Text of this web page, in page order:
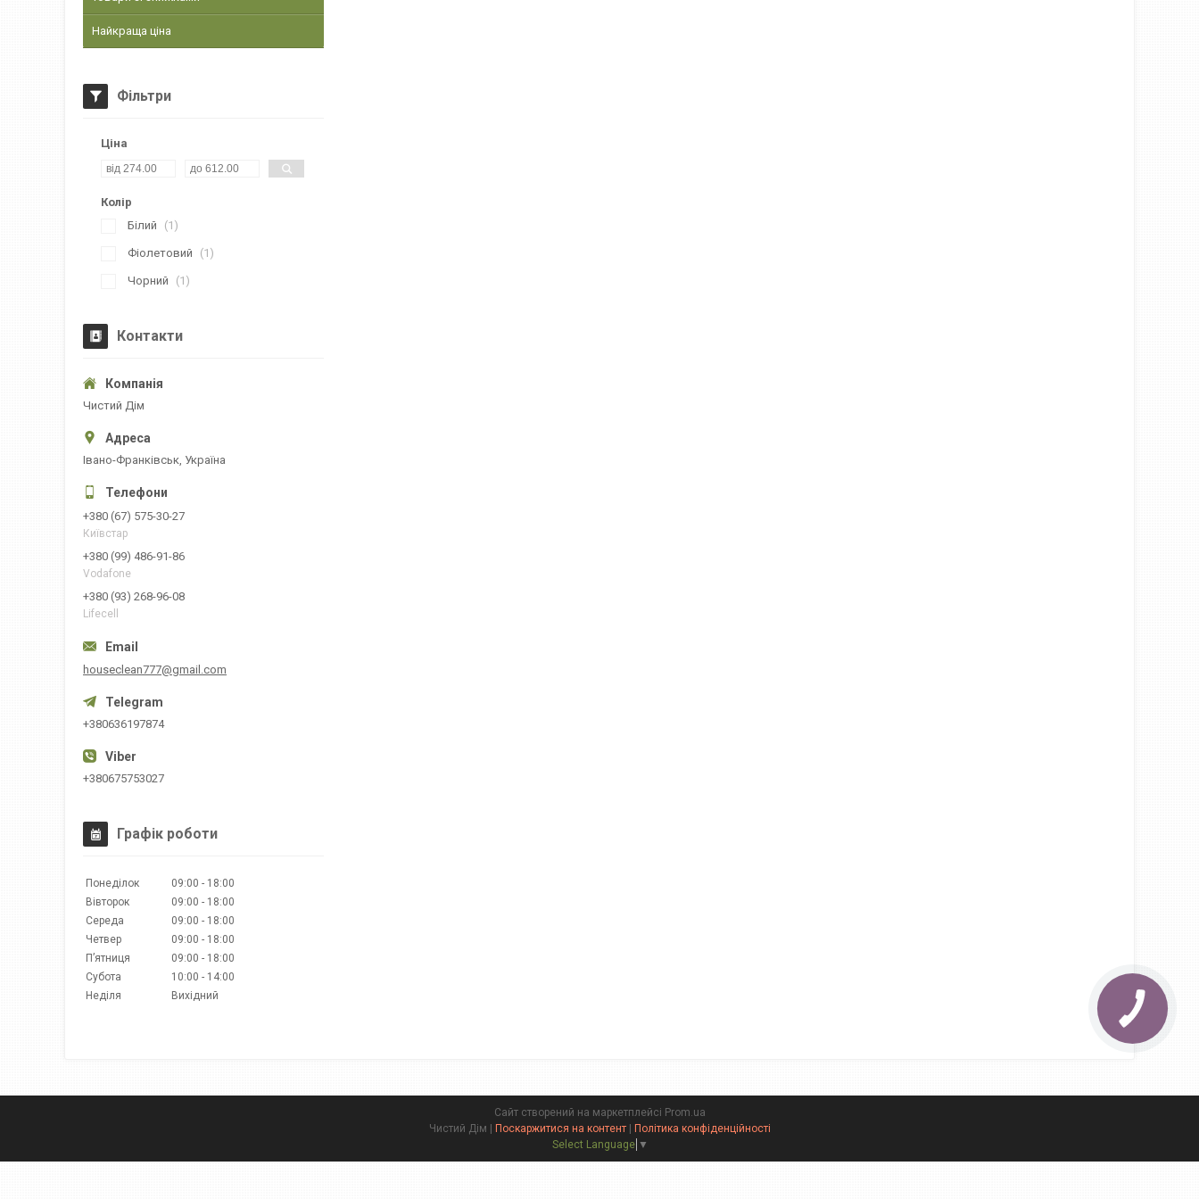
Найкраща ціна
Фільтри
Ціна
Колір
Білий
1
Фіолетовий 1
Чорний 1
Контакти
Чистий Дім
Івано-Франківськ, Україна
+380 (67) 575-30-27
Київстар
+380 (99) 486-91-86
Vodafone
+380 (93) 268-96-08
Lifecell
houseclean777@gmail.com
+380636197874
+380675753027
Графік роботи
Понеділок 09:00
18:00
Вівторок
09:00
18:00
Середа
09:00
18:00
Четвер
09:00
18:00
Пʼятниця
09:00
18:00
Субота
10:00
14:00
Неділя
Вихідний
Сайт створений на маркетплейсі Prom.ua
Чистий Дім | Поскаржитися на контент | Політика конфіденційності
Select Language ▼